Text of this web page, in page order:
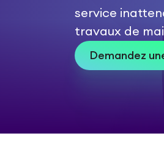
service
travaux de
Demandez